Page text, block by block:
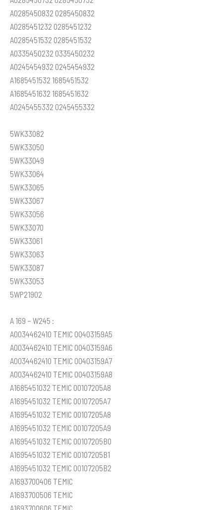
A0285450832 0285450832
A0285451232 0285451232
A0285451532 0285451532
A0335450232 0335450232
A0245454932 0245454932
A1685451532 1685451532
A1685451632 1685451632
A0245455332 0245455332
5WK33082
5WK33050
5WK33049
5WK33064
5WK33065
5WK33067
5WK33056
5WK33070
5WK33061
5WK33063
5WK33087
5WK33053
5WP21902
A 169 – W245 :
A0034462410 TEMIC 00403159A5
A0034462410 TEMIC 00403159A6
A0034462410 TEMIC 00403159A7
A0034462410 TEMIC 00403159A8
A1685451032 TEMIC 00107205A8
A1695451032 TEMIC 00107205A7
A1695451032 TEMIC 00107205A8
A1695451032 TEMIC 00107205A9
A1695451032 TEMIC 00107205B0
A1695451032 TEMIC 00107205B1
A1695451032 TEMIC 00107205B2
A1693700406 TEMIC
A1693700506 TEMIC